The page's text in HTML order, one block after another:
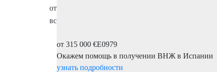
от того, ищете ли вы постоянное место
всем фронтам.
от 315 000 €E0979
Окажем помощь в получении ВНЖ в Испании
узнать подробности